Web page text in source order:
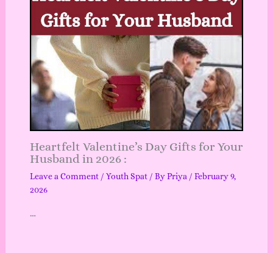
Heartfelt Valentine’s Day Gifts for Your
Husband in 2026 :
Leave a Comment / Youth Spat/ ByPriya / February 9,
2026
…